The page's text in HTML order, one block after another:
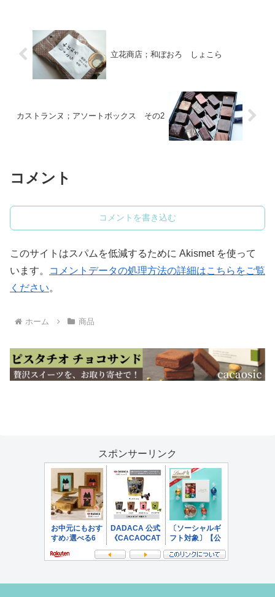
立花商店；和ぼおろ しょこら
カストランヌ；アソートボックス その2
コメント
コメントを書き込む
このサイトはスパムを低減するために Akismet を使って
います。
コメントデータの処理方法の詳細はこちらをご覧
ください。
ホーム 商品
スポンサーリンク